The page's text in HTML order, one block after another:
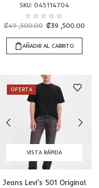
SKU: 045114704
₡49 ,500.00 ₡39 ,500.00
AÑADIR AL CARRITO
OFERTA
VISTA RÁPIDA
Jeans Levi’s 501 Original